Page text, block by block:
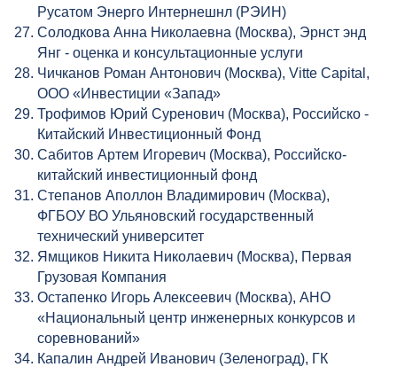
Русатом Энерго Интернешнл (РЭИН)
Солодкова Анна Николаевна (Москва), Эрнст энд
Янг - оценка и консультационные услуги
Чичканов Роман Антонович (Москва), Vitte Capital,
ООО «Инвестиции «Запад»
Трофимов Юрий Суренович (Москва), Российско -
Китайский Инвестиционный Фонд
Сабитов Артем Игоревич (Москва), Российско-
китайский инвестиционный фонд
Степанов Аполлон Владимирович (Москва),
ФГБОУ ВО Ульяновский государственный
технический университет
Ямщиков Никита Николаевич (Москва), Первая
Грузовая Компания
Остапенко Игорь Алексеевич (Москва), АНО
«Национальный центр инженерных конкурсов и
соревнований»
Капалин Андрей Иванович (Зеленоград), ГК